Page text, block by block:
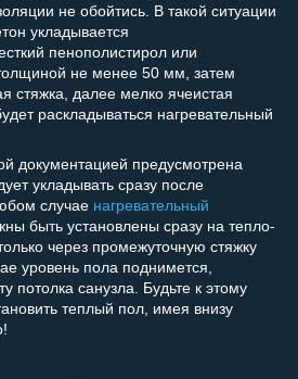
не обойтись. В такой ситуации
укладывается
пенополистирол или
не менее 50 мм, затем
стяжка, далее мелко ячеистая
раскладываться нагревательный
предусмотрена
укладывать сразу после
случае нагревательный
быть установлены сразу на тепло-
через промежуточную стяжку
уровень пола поднимется,
потолка санузла. Будьте к этому
теплый пол, имея внизу